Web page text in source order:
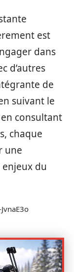
est
dans
d’autres
de
suivant le
en consultant
chaque
une
du